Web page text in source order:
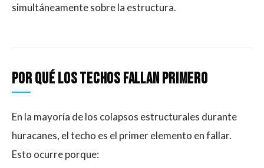
simultáneamente sobre la estructura.
Por qué los techos fallan primero
En la mayoría de los colapsos estructurales durante
huracanes, el techo es el primer elemento en fallar.
Esto ocurre porque: